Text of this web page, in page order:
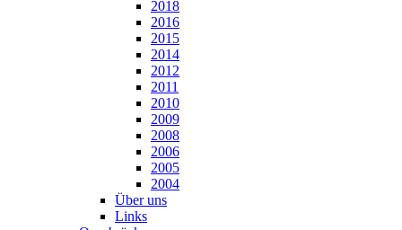
2018
2016
2015
2014
2012
2011
2010
2009
2008
2006
2005
2004
Über uns
Links